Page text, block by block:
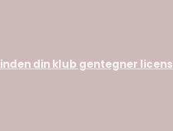
inden din klub gentegner licens